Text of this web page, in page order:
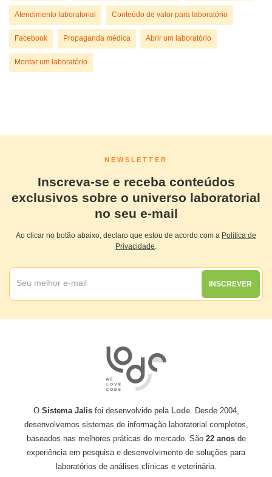
Atendimento laboratorial Conteúdo de valor para laboratório
Facebook Propaganda médica Abrir um laboratório
Montar um laboratório
NEWSLETTER
Inscreva-se e receba conteúdos
exclusivos sobre o universo laboratorial
no seu e-mail
Ao clicar no botão abaixo, declaro que estou de acordo com a Política de
Privacidade.
INSCREVER
O Sistema Jalisfoi desenvolvido pela Lode. Desde 2004,
desenvolvemos sistemas de informação laboratorial completos,
baseados nas melhores práticas do mercado. São 22 anosde
experiência em pesquisa e desenvolvimento de soluções para
laboratórios de análises clínicas e veterinária.